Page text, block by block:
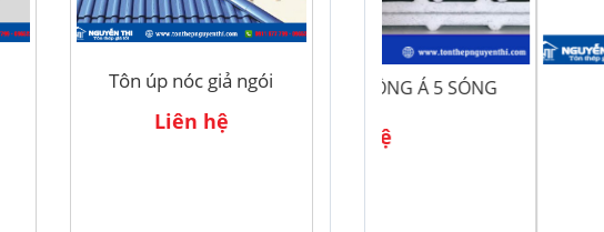
Tôn úp nóc giả ngói
Liên hệ
TÔN CÁCH NHIỆT ĐÔNG Á 5 SÓNG
Liên hệ